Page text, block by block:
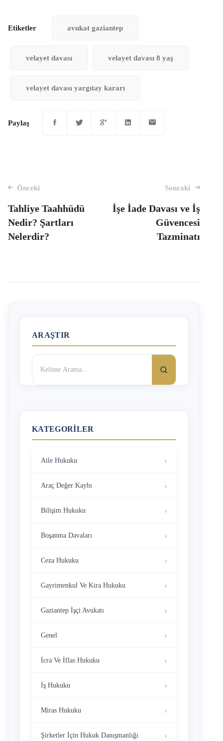
Etiketler avukat gaziantep
velayet davası velayet davası 8 yaş
velayet davası yargıtay kararı
Paylaş
Mesaj
navigasyon
Önceki
Tahliye Taahhüdü
Nedir? Şartları
Nelerdir?
Sonraki
İşe İade Davası ve İş
Güvencesi
Tazminatı
ARAŞTIR
Arama:
KATEGORILER
Aile Hukuku
Araç Değer Kaybı
Bilişim Hukuku
Boşanma Davaları
Ceza Hukuku
Gayrimenkul Ve Kira Hukuku
Gaziantep İşçi Avukatı
Genel
İcra Ve İflas Hukuku
İş Hukuku
Miras Hukuku
Şirketler İçin Hukuk Danışmanlığı